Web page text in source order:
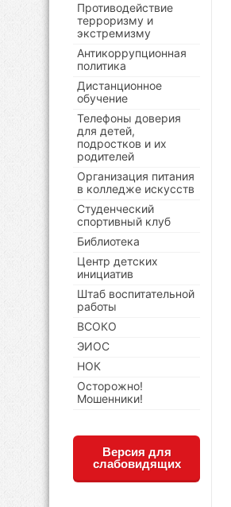
Противодействие
терроризму и
экстремизму
Антикоррупционная
политика
Дистанционное
обучение
Телефоны доверия
для детей,
подростков и их
родителей
Организация питания
в колледже искусств
Студенческий
спортивный клуб
Библиотека
Центр детских
инициатив
Штаб воспитательной
работы
ВСОКО
ЭИОС
НОК
Осторожно!
Мошенники!
Версия для
слабовидящих